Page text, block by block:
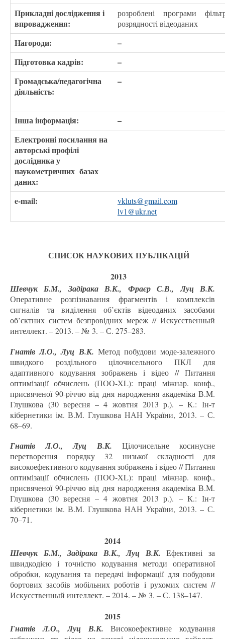
Прикладні дослідження і
впровадження:
розроблені програми
розрядності відеоданих
Нагороди:
–
Підготовка кадрів:
–
Громадська/педагогічна
діяльність:
–
Інша інформація:
–
Електронні посилання на
авторські профілі
дослідника у
наукометричних базах
даних:
e-mail:
vkluts@gmail.com
lv1@ukr.net
СПИСОК НАУКОВИХ ПУБЛІКАЦІЙ
2013
Шевчук Б.М., Задірака В.К., Фраєр С.В., Луц В.К.
Оперативне розпізнавання фрагментів і комплексів
сигналів та виділення об’єктів відеоданих засобами
об’єктних систем безпровідних мереж // Искусственный
интеллект. – 2013. – № 3. – С. 275–283.
Гнатів Л.О., Луц В.К. Метод побудови моде-залежного
швидкого роздільного цілочисельного ПКЛ для
адаптивного кодування зображень і відео // Питання
оптимізації обчислень (ПОО-XL): праці міжнар. конф.,
присвяченої 90-річчю від дня народження академіка В.М.
Глушкова (30 вересня – 4 жовтня 2013 р.). – К.: Ін-т
кібернетики ім. В.М. Глушкова НАН України, 2013. – С.
68–69.
Гнатів Л.О., Луц В.К.
Цілочисельне косинусне
перетворення порядку 32 низької складності для
високоефективного кодування зображень і відео // Питання
оптимізації обчислень (ПОО-XL): праці міжнар. конф.,
присвяченої 90-річчю від дня народження академіка В.М.
Глушкова (30 вересня – 4 жовтня 2013 р.). – К.: Ін-т
кібернетики ім. В.М. Глушкова НАН України, 2013. – С.
70–71.
2014
Шевчук Б.М., Задірака В.К., Луц В.К. Ефективні за
швидкодією і точністю кодування методи оперативної
обробки, кодування та передачі інформації для побудови
бортових засобів мобільних роботів і рухомих систем //
Искусственный интеллект. – 2014. – № 3. – С. 138–147.
2015
Гнатів Л.О., Луц В.К.
Високоефективне кодування